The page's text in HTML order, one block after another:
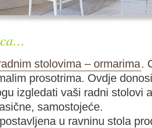
stolovima – ormarima.
prosotrima. Ovdje
izgledati vaši radni stolovi
samostojeće.
u ravninu stola